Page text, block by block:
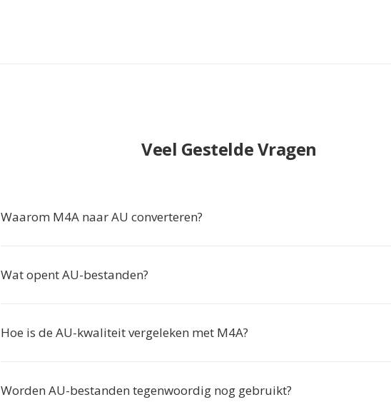
Veel Gestelde Vragen
Waarom M4A naar AU converteren?
Wat opent AU-bestanden?
Hoe is de AU-kwaliteit vergeleken met M4A?
Worden AU-bestanden tegenwoordig nog gebruikt?